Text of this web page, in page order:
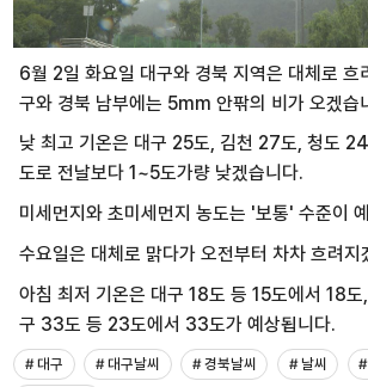
6월 2일 화요일 대구와 경북 지역은 대체로 흐
구와 경북 남부에는 5mm 안팎의 비가 오겠습
낮 최고 기온은 대구 25도, 김천 27도, 청도
도로 전날보다 1~5도가량 낮겠습니다.
미세먼지와 초미세먼지 농도는 '보통' 수준이
수요일은 대체로 맑다가 오전부터 차차 흐려지
아침 최저 기온은 대구 18도 등 15도에서 18도
구 33도 등 23도에서 33도가 예상됩니다.
# 대구 # 대구날씨 # 경북날씨 # 날씨